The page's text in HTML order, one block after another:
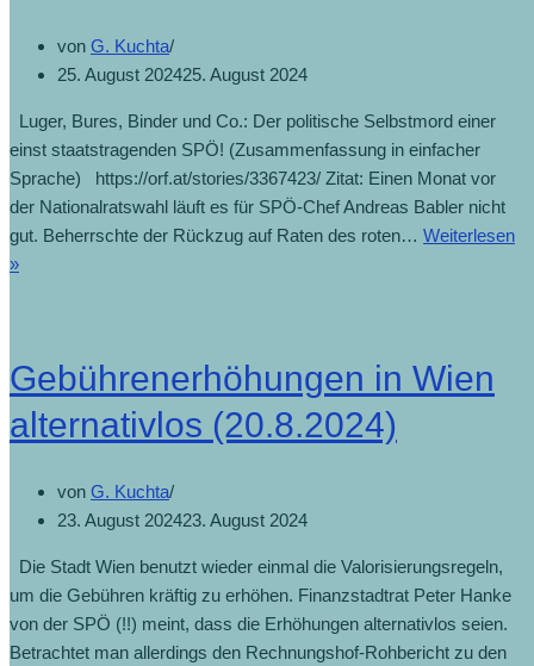
von G. Kuchta
25. August 202425. August 2024
Luger, Bures, Binder und Co.: Der politische Selbstmord einer
einst staatstragenden SPÖ! (Zusammenfassung in einfacher
Sprache) https://orf.at/stories/3367423/ Zitat: Einen Monat vor
der Nationalratswahl läuft es für SPÖ-Chef Andreas Babler nicht
gut. Beherrschte der Rückzug auf Raten des roten… Weiterlesen
»
Gebührenerhöhungen in Wien
alternativlos (20.8.2024)
von G. Kuchta
23. August 202423. August 2024
Die Stadt Wien benutzt wieder einmal die Valorisierungsregeln,
um die Gebühren kräftig zu erhöhen. Finanzstadtrat Peter Hanke
von der SPÖ (!!) meint, dass die Erhöhungen alternativlos seien.
Betrachtet man allerdings den Rechnungshof-Rohbericht zu den